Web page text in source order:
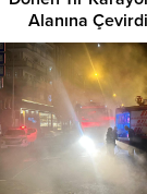
Alanına